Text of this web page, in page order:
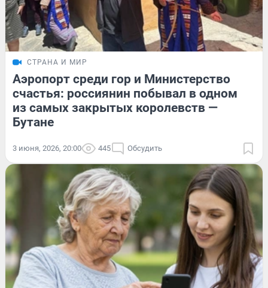
СТРАНА И МИР
Аэропорт среди гор и Министерство
счастья: россиянин побывал в одном
из самых закрытых королевств —
Бутане
3 июня, 2026, 20:00 445 Обсудить